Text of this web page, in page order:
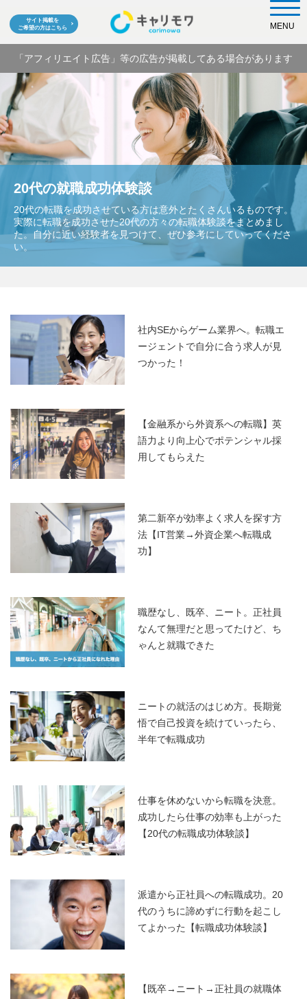
サイト掲載を
ご希望の方はこちら
「アフィリエイト広告」等の広告が掲載してある場合があります
MENU
20代の就職成功体験談
20代の転職を成功させている方は意外とたくさんいるものです。
実際に転職を成功させた20代の方々の転職体験談をまとめまし
た。自分に近い経験者を見つけて、ぜひ参考にしていってくださ
い。
社内SEからゲーム業界へ。転職エ
ージェントで自分に合う求人が見
つかった！
【金融系から外資系への転職】英
語力より向上心でポテンシャル採
用してもらえた
第二新卒が効率よく求人を探す方
法【IT営業→外資企業へ転職成
功】
職歴なし、既卒、ニート。正社員
なんて無理だと思ってたけど、ち
ゃんと就職できた
ニートの就活のはじめ方。長期覚
悟で自己投資を続けていったら、
半年で転職成功
仕事を休めないから転職を決意。
成功したら仕事の効率も上がった
【20代の転職成功体験談】
派遣から正社員への転職成功。20
代のうちに諦めずに行動を起こし
てよかった【転職成功体験談】
【既卒→ニート→正社員の就職体